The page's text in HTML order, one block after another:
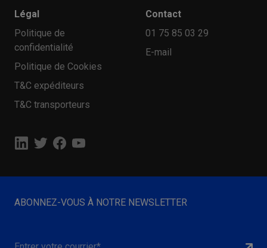
Légal
Politique de
confidentialité
Politique de Cookies
T&C expéditeurs
T&C transporteurs
Contact
01 75 85 03 29
E-mail
ABONNEZ-VOUS À NOTRE NEWSLETTER